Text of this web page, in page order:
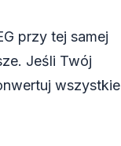
przy tej samej
Jeśli Twój
wszystkie